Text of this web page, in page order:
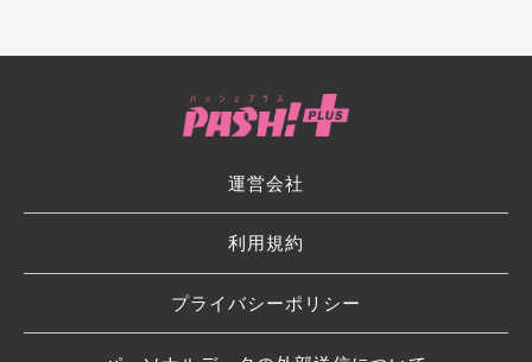
運営会社
利用規約
プライバシーポリシー